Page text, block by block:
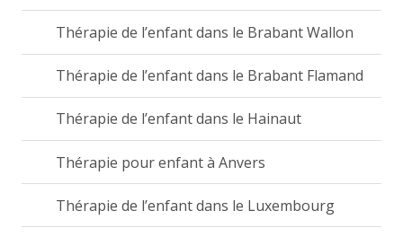
Thérapie de l’enfant dans le Brabant Wallon
Thérapie de l’enfant dans le Brabant Flamand
Thérapie de l’enfant dans le Hainaut
Thérapie pour enfant à Anvers
Thérapie de l’enfant dans le Luxembourg